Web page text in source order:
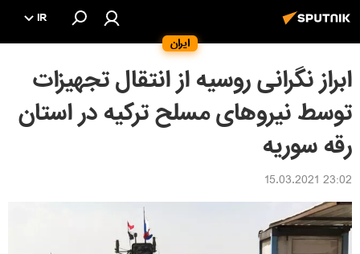
ایران
IR
ابراز نگرانی روسیه از انتقال تجهیزات
توسط نیروهای مسلح ترکیه در استان
رقه سوریه
23:02 15.03.2021